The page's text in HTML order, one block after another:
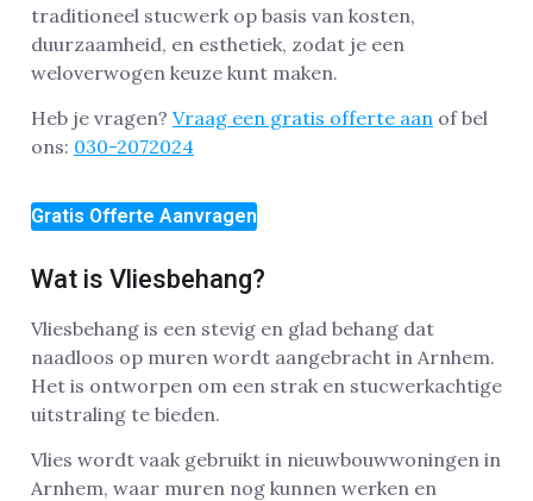
traditioneel stucwerk op basis van kosten,
duurzaamheid, en esthetiek, zodat je een
weloverwogen keuze kunt maken.
Heb je vragen? Vraag een gratis offerte aan of bel
ons: 030-2072024
Gratis Offerte Aanvragen
Wat is Vliesbehang?
Vliesbehang is een stevig en glad behang dat
naadloos op muren wordt aangebracht in Arnhem.
Het is ontworpen om een strak en stucwerkachtige
uitstraling te bieden.
Vlies wordt vaak gebruikt in nieuwbouwwoningen in
Arnhem, waar muren nog kunnen werken en